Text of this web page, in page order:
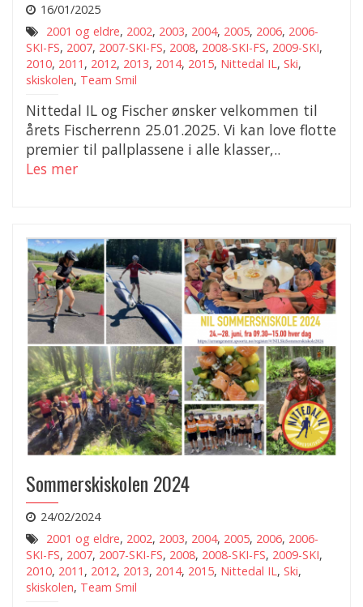
16/01/2025
2001 og eldre, 2002, 2003, 2004, 2005, 2006, 2006-
SKI-FS, 2007, 2007-SKI-FS, 2008, 2008-SKI-FS, 2009-SKI,
2010, 2011 , 2012, 2013, 2014, 2015, Nittedal IL, Ski,
skiskolen, Team Smil
Nittedal IL og Fischer ønsker velkommen til
årets Fischerrenn 25.01.2025. Vi kan love flotte
premier til pallplassene i alle klasser,..
Les mer
Sommerskiskolen 2024
24/02/2024
2001 og eldre, 2002, 2003, 2004, 2005, 2006, 2006-
SKI-FS, 2007, 2007-SKI-FS, 2008, 2008-SKI-FS, 2009-SKI,
2010, 2011 , 2012, 2013, 2014, 2015, Nittedal IL, Ski,
skiskolen, Team Smil